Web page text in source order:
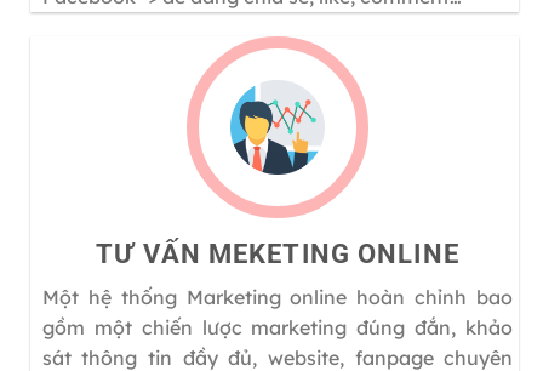
TƯ VẤN MEKETING ONLINE
Một hệ thống Marketing online hoàn chỉnh bao
gồm một chiến lược marketing đúng đắn, khảo
sát thông tin đầy đủ, website, fanpage chuyên